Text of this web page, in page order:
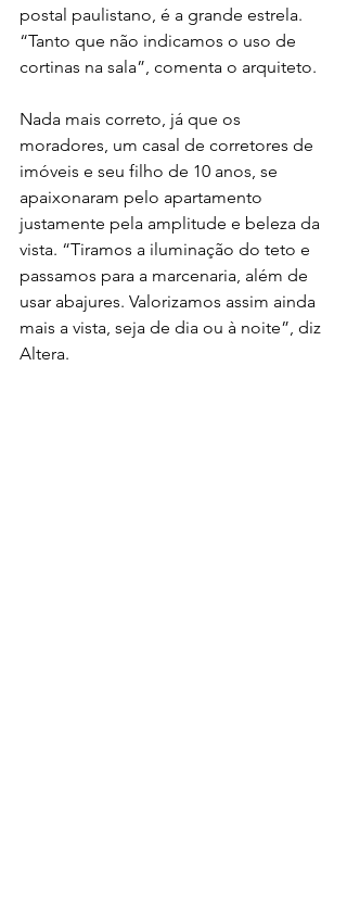
postal paulistano, é a grande estrela.
“Tanto que não indicamos o uso de
cortinas na sala”, comenta o arquiteto.
Nada mais correto, já que os
moradores, um casal de corretores de
imóveis e seu filho de 10 anos, se
apaixonaram pelo apartamento
justamente pela amplitude e beleza da
vista. “Tiramos a iluminação do teto e
passamos para a marcenaria, além de
usar abajures. Valorizamos assim ainda
mais a vista, seja de dia ou à noite”, diz
Altera.